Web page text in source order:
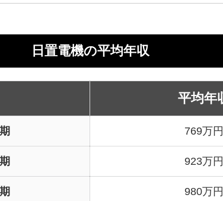
日置電機の平均年収
平均年
769万円
923万円
980万円